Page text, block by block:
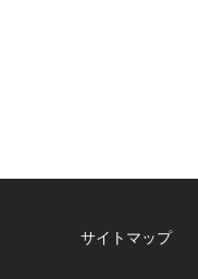
サイトマップ